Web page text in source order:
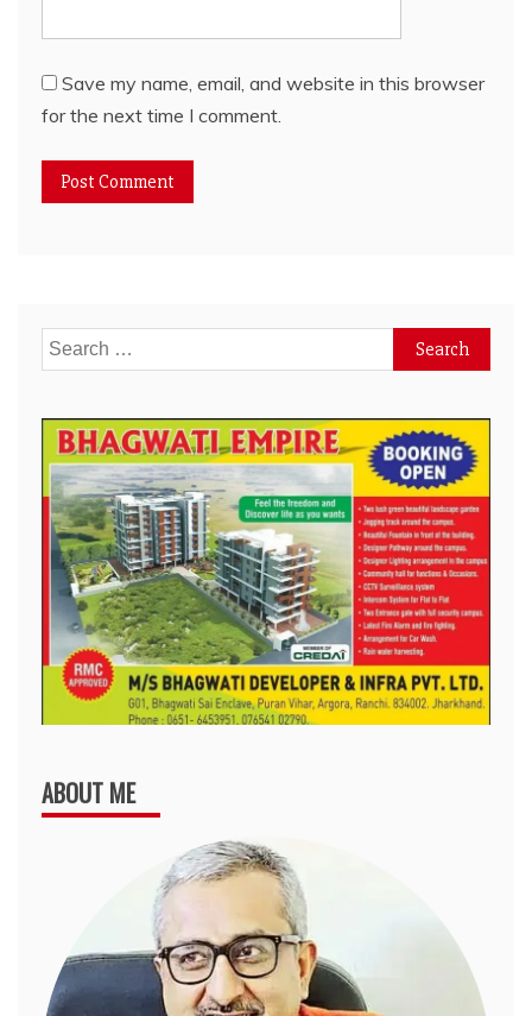
Save my name, email, and website in this browser
for the next time I comment.
Search
for:
ABOUT ME